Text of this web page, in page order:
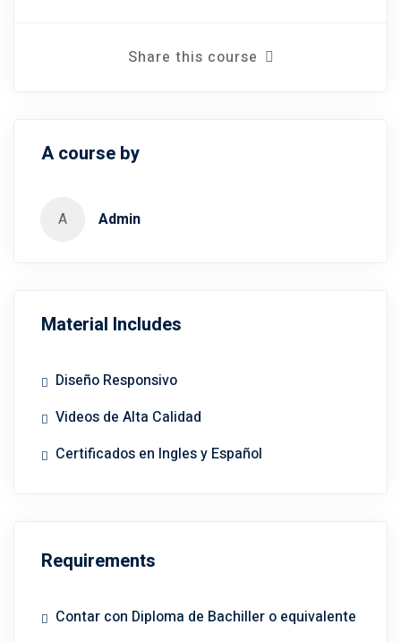
Share this course
A course by
A Admin
Material Includes
Diseño Responsivo
Videos de Alta Calidad
Certificados en Ingles y Español
Requirements
Contar con Diploma de Bachiller o equivalente